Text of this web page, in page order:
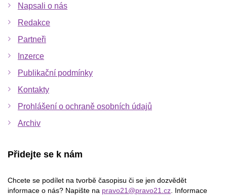
Napsali o nás
Redakce
Partneři
Inzerce
Publikační podmínky
Kontakty
Prohlášení o ochraně osobních údajů
Archiv
Přidejte se k nám
Chcete se podílet na tvorbě časopisu či se jen dozvědět
informace o nás? Napište na pravo21@pravo21.cz . Informace